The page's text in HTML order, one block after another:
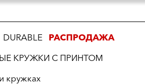
DURABLE
РАСПРОДАЖА
КРУЖКИ С ПРИНТОМ
кружках